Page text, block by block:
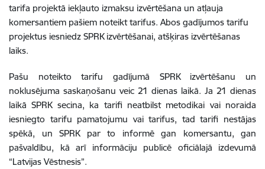
tarifa projektā iekļauto izmaksu izvērtēšana un atļauja
komersantiem pašiem noteikt tarifus. Abos gadījumos tarifu
projektus iesniedz SPRK izvērtēšanai, atšķiras izvērtēšanas
laiks.
Pašu noteikto tarifu gadījumā SPRK izvērtēšanu un
noklusējuma saskaņošanu veic 21 dienas laikā. Ja 21 dienas
laikā SPRK secina, ka tarifi neatbilst metodikai vai noraida
iesniegto tarifu pamatojumu vai tarifus, tad tarifi nestājas
spēkā, un SPRK par to informē gan komersantu, gan
pašvaldību, kā arī informāciju publicē oficiālajā izdevumā
“Latvijas Vēstnesis”.